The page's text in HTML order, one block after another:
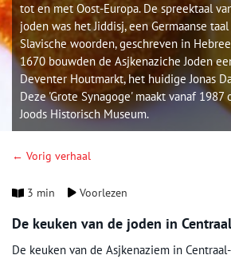
tot en met Oost-Europa. De spreektaal
joden was het Jiddisj, een Germaanse
Slavische woorden, geschreven in
1670 bouwden de Asjkenaziche Joden
Deventer Houtmarkt, het huidige Jonas
Deze 'Grote Synagoge' maakt vanaf
Joods Historisch Museum.
← Vorig verhaal
3 min Voorlezen
De keuken van de joden in
De keuken van de Asjkenaziem in